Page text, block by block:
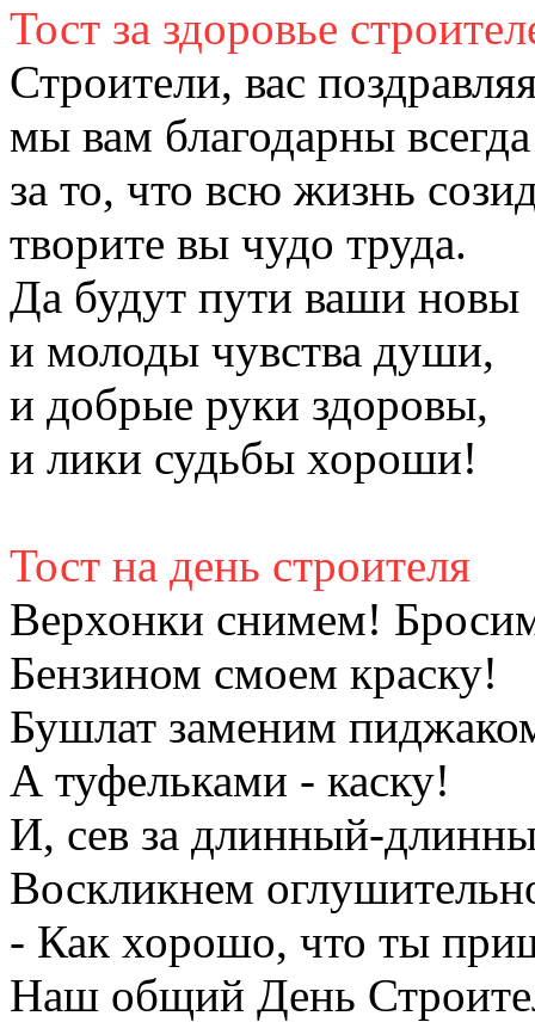
Тост за здоровье
Строители, вас
мы вам благодарны всегда
за то, что всю жизнь
творите вы чудо труда.
Да будут пути ваши новы
и молоды чувства души,
и добрые руки здоровы,
и лики судьбы хороши!
Тост на день строителя
Верхонки снимем!
Бензином смоем краску!
Бушлат заменим
А туфельками - каску!
И, сев за длинный-
Воскликнем
- Как хорошо, что ты
Наш общий День